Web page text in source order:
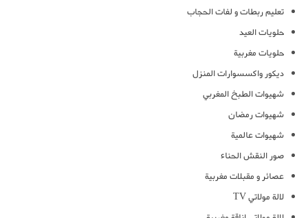
تعليم ربطات و لفات الحجاب
حلويات العيد
حلويات مغربية
ديكور واكسسوارات المنزل
شهيوات الطبخ المغربي
شهيوات رمضان
شهيوات عالمية
صور النقش الحناء
عصائر و مقبلات مغربية
لالة مولاتي TV